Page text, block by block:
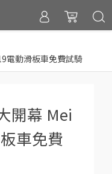
電動滑板車免費試騎
開幕 Mei
車免費